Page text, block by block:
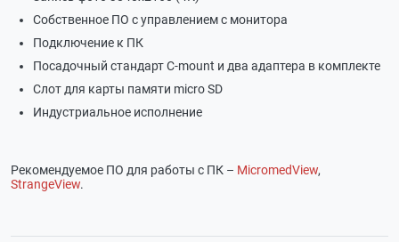
Собственное ПО с управлением с монитора
Подключение к ПК
Посадочный стандарт C-mount и два адаптера в комплекте
Слот для карты памяти micro SD
Индустриальное исполнение
Рекомендуемое ПО для работы с ПК – MicromedView,
StrangeView.